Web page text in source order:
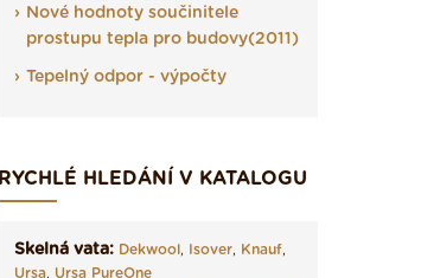
Nové hodnoty součinitele
prostupu tepla pro budovy(2011)
Tepelný odpor - výpočty
RYCHLÉ HLEDÁNÍ V KATALOGU
Skelná vata: Dekwool, Isover, Knauf,
Ursa, Ursa PureOne